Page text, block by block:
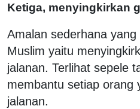
Ketiga, menyingkirkan
Amalan sederhana
Muslim yaitu
jalanan. Terlihat sepele
membantu setiap orang
jalanan.